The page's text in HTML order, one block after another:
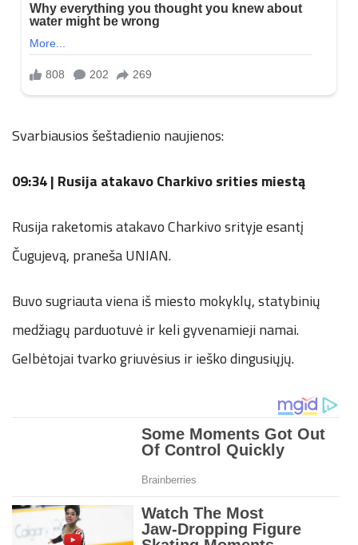
Svarbiausios šeštadienio naujienos:
09:34 | Rusija atakavo Charkivo srities miestą
Rusija raketomis atakavo Charkivo srityje esantį
Čugujevą, praneša UNIAN.
Buvo sugriauta viena iš miesto mokyklų, statybinių
medžiagų parduotuvė ir keli gyvenamieji namai.
Gelbėtojai tvarko griuvėsius ir ieško dingusiųjų.